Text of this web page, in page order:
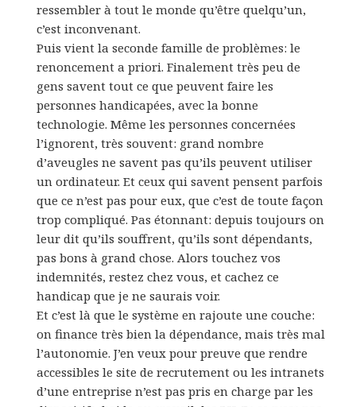
ressembler à tout le monde qu’être quelqu’un,
c’est inconvenant.
Puis vient la seconde famille de problèmes: le
renoncement a priori. Finalement très peu de
gens savent tout ce que peuvent faire les
personnes handicapées, avec la bonne
technologie. Même les personnes concernées
l’ignorent, très souvent: grand nombre
d’aveugles ne savent pas qu’ils peuvent utiliser
un ordinateur. Et ceux qui savent pensent parfois
que ce n’est pas pour eux, que c’est de toute façon
trop compliqué. Pas étonnant: depuis toujours on
leur dit qu’ils souffrent, qu’ils sont dépendants,
pas bons à grand chose. Alors touchez vos
indemnités, restez chez vous, et cachez ce
handicap que je ne saurais voir.
Et c’est là que le système en rajoute une couche:
on finance très bien la dépendance, mais très mal
l’autonomie. J’en veux pour preuve que rendre
accessibles le site de recrutement ou les intranets
d’une entreprise n’est pas pris en charge par les